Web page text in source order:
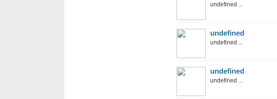
undefined ...
undefined
undefined ...
undefined
undefined ...